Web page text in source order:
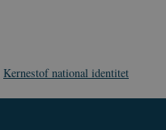
Kernestof national identitet